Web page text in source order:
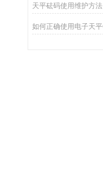
天平砝码使用维护方法